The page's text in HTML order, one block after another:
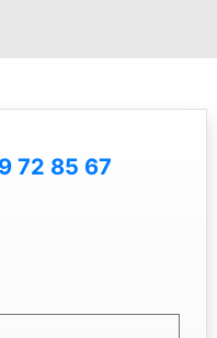
72 85 67